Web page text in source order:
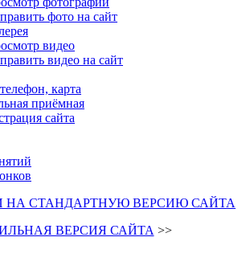
фото на сайт
видео
видео на сайт
карта
приёмная
сайта
НА СТАНДАРТНУЮ ВЕРСИЮ САЙТА
ВЕРСИЯ САЙТА >>